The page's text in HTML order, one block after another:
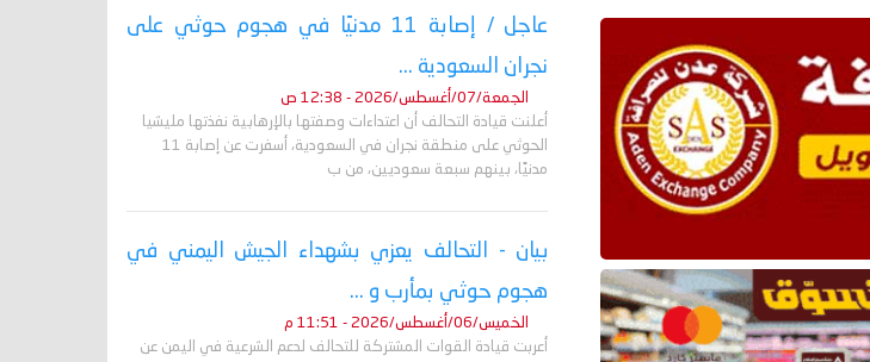
عاجل / إصابة 11 مدنيًا في هجوم حوثي على
نجران السعودية ...
الجمعة/07/أغسطس/2026 - 12:38 ص
أعلنت قيادة التحالف أن اعتداءات وصفتها بالإرهابية نفذتها مليشيا
الحوثي على منطقة نجران في السعودية، أسفرت عن إصابة 11
مدنيًا، بينهم سبعة سعوديين، من ب
بيان - التحالف يعزي بشهداء الجيش اليمني في
هجوم حوثي بمأرب و ...
الخميس/06/أغسطس/2026 - 11:51 م
أعربت قيادة القوات المشتركة للتحالف لدعم الشرعية في اليمن عن